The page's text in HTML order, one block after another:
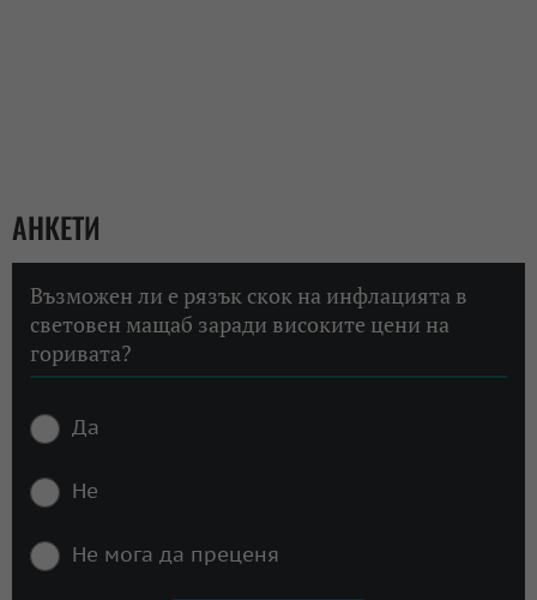
АНКЕТИ
Възможен ли е рязък скок на инфлацията в
световен мащаб заради високите цени на
горивата?
Да
Не
Не мога да преценя